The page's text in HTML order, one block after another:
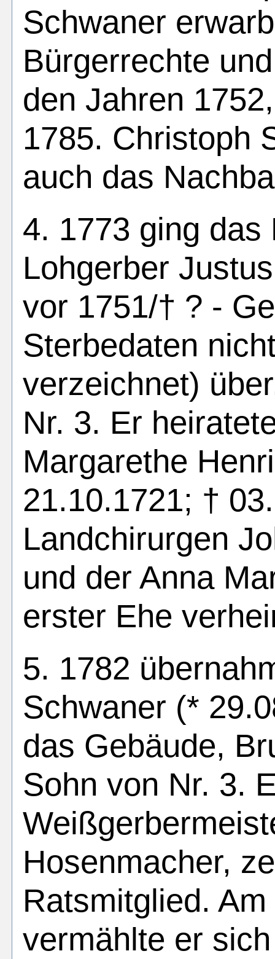
Schwaner
Bürgerrechte
den Jahren
1785. Christoph
auch das
4. 1773 ging das
Lohgerber
vor 1751/† ? -
Sterbedaten
verzeichnet)
Nr. 3. Er
Margarethe
21.10.1721; †
Landchirurgen
und der Anna
erster Ehe
5. 1782
Schwaner (*
das Gebäude,
Sohn von Nr. 3.
Hosenmacher,
Ratsmitglied.
vermählte er